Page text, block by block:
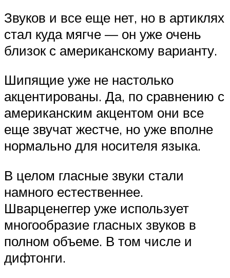
Звуков и все еще нет, но в артиклях
стал куда мягче — он уже очень
близок с американскому варианту.
Шипящие уже не настолько
акцентированы. Да, по сравнению с
американским акцентом они все
еще звучат жестче, но уже вполне
нормально для носителя языка.
В целом гласные звуки стали
намного естественнее.
Шварценеггер уже использует
многообразие гласных звуков в
полном объеме. В том числе и
дифтонги.